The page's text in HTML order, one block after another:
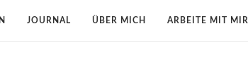
JOURNAL ÜBER MICH ARBEITE MIT MIR